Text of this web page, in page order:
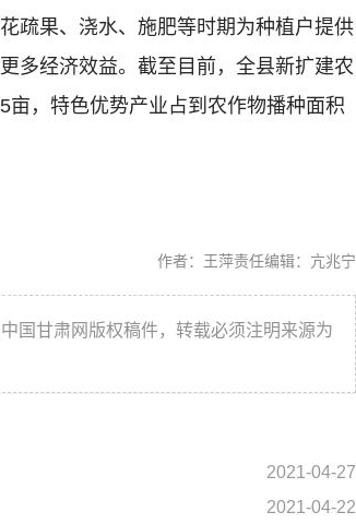
疏果、浇水、施肥等时期为种植户提供
多经济效益。截至目前，全县新扩建农
，特色优势产业占到农作物播种面积
责任编辑：亢兆宁
作者：王萍
国甘肃网版权稿件，转载必须注明来源为
2021-04-27
2021-04-22